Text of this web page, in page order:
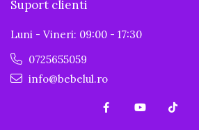
Suport clienti
Luni - Vineri: 09:00 - 17:30
0725655059
info@bebelul.ro